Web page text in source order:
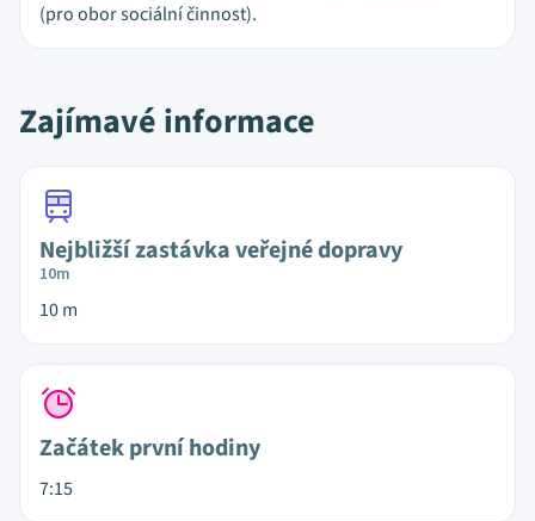
(pro obor sociální činnost).
Zajímavé informace
Nejbližší zastávka veřejné dopravy
10m
10 m
Začátek první hodiny
7:15